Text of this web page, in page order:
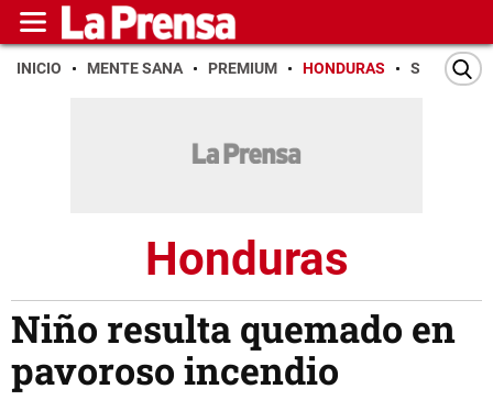
INICIO MENTE SANA PREMIUM HONDURAS SAN PEDRO
Honduras
Niño resulta quemado en
pavoroso incendio